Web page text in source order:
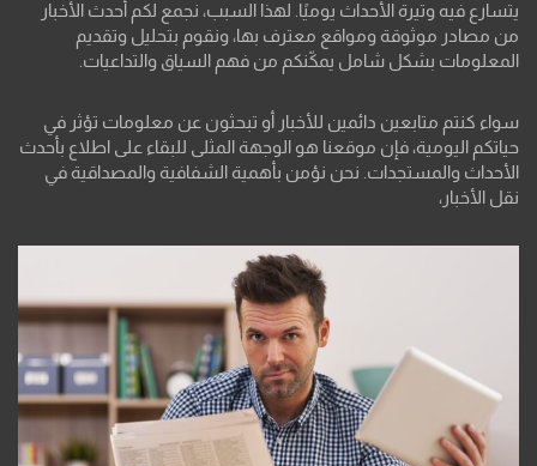
يتسارع فيه وتيرة الأحداث يوميًا. لهذا السبب، نجمع لكم أحدث الأخبار
من مصادر موثوقة ومواقع معترف بها، ونقوم بتحليل وتقديم
المعلومات بشكل شامل يمكّنكم من فهم السياق والتداعيات.
سواء كنتم متابعين دائمين للأخبار أو تبحثون عن معلومات تؤثر في
حياتكم اليومية، فإن موقعنا هو الوجهة المثلى للبقاء على اطلاع بأحدث
الأحداث والمستجدات. نحن نؤمن بأهمية الشفافية والمصداقية في
نقل الأخبار،